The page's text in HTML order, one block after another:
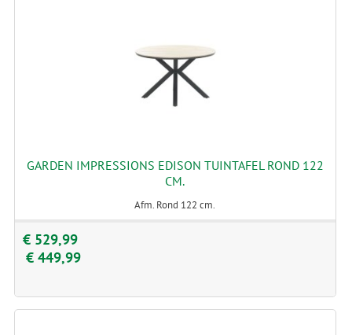
GARDEN IMPRESSIONS EDISON TUINTAFEL ROND 122
CM.
Afm. Rond 122 cm.
€ 529,99
€ 449,99